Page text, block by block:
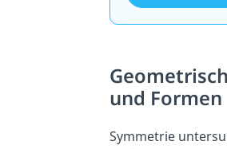
und Formen
Symmetrie